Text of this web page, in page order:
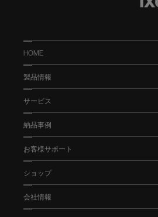
HOME
製品情報
サービス
納品事例
お客様サポート
ショップ
会社情報